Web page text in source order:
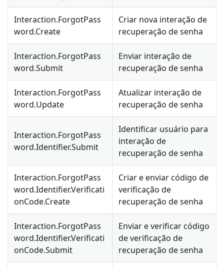
Interaction.ForgotPass
word.Create
Criar nova interação de
recuperação de senha
Interaction.ForgotPass
word.Submit
Enviar interação de
recuperação de senha
Interaction.ForgotPass
word.Update
Atualizar interação de
recuperação de senha
Interaction.ForgotPass
word.Identifier.Submit
Identificar usuário para
interação de
recuperação de senha
Interaction.ForgotPass
word.Identifier.Verificati
onCode.Create
Criar e enviar código de
verificação de
recuperação de senha
Interaction.ForgotPass
word.Identifier.Verificati
onCode.Submit
Enviar e verificar código
de verificação de
recuperação de senha